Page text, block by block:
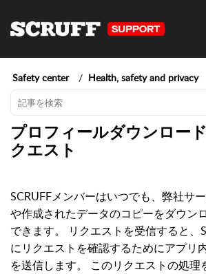
Safety center Health, safety and privacy
プロフィールダウンロー
クエスト
SCRUFFメンバーはいつでも、弊社サ
や作成されたデータのコピーをダウン
できます。 リクエストを受信すると、
にリクエストを確認するためにアプリ
を送信します。 このリクエストの処理